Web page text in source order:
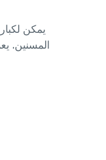
المسنين.